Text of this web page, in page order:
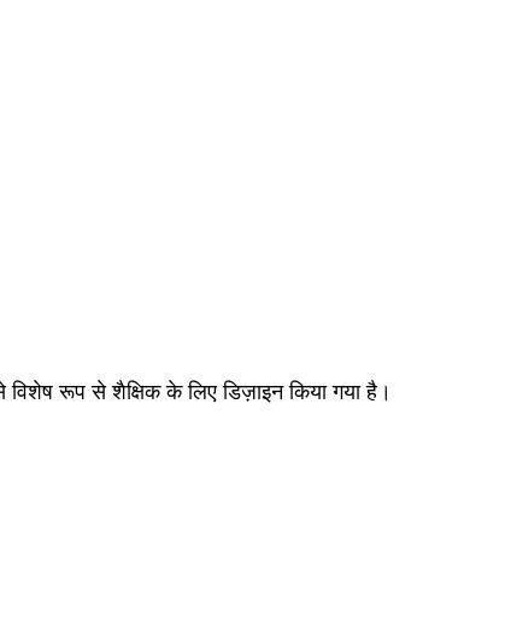
रूप से शैक्षिक के लिए डिज़ाइन किया गया है।